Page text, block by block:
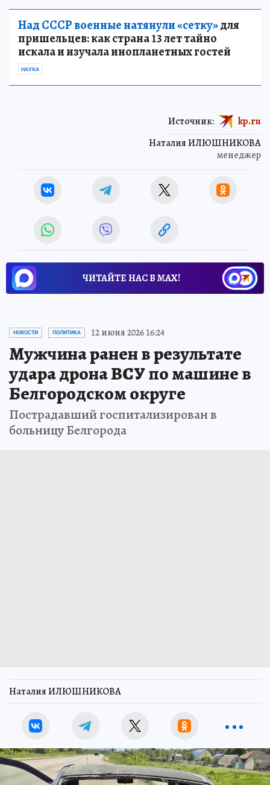
Над СССР военные натянули «сетку»для
пришельцев: как страна 13 лет тайно
искала и изучала инопланетных гостей
НАУКА
Наталия ИЛЮШНИКОВА
менеджер
Источник: kp.ru
ЧИТАЙТЕ НАС В МАХ!
НОВОСТИ ПОЛИТИКА 12 июня 2026 16:24
Мужчина ранен в результате
удара дрона ВСУ по машине в
Белгородском округе
Пострадавший госпитализирован в
больницу Белгорода
Наталия ИЛЮШНИКОВА